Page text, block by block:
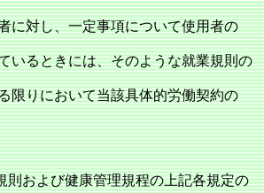
に対し、一定事項について使用者の
いるときには、そのような就業規則の
限りにおいて当該具体的労働契約の
および健康管理規程の上記各規定の